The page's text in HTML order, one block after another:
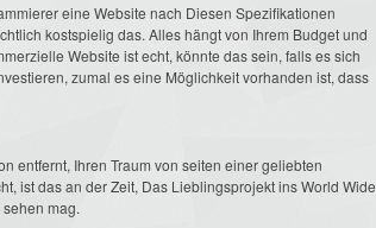
eine Website nach Diesen Spezifikationen
kostspielig das. Alles hängt von Ihrem Budget und
Website ist echt, könnte das sein, falls es sich
zumal es eine Möglichkeit vorhanden ist, dass
entfernt, Ihren Traum von seiten einer geliebten
ist das an der Zeit, Das Lieblingsprojekt ins World Wide
mag.